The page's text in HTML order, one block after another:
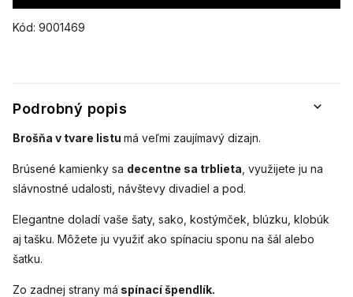
Kód: 9001469
Podrobný popis
Brošňa v tvare listu má veľmi zaujímavý dizajn.
Brúsené kamienky sa decentne sa trblieta , využijete ju na
slávnostné udalosti, návštevy divadiel a pod.
Elegantne doladí vaše šaty, sako, kostýmček, blúzku, klobúk
aj tašku. Môžete ju využiť ako spínaciu sponu na šál alebo
šatku.
Zo zadnej strany má spínací špendlík.